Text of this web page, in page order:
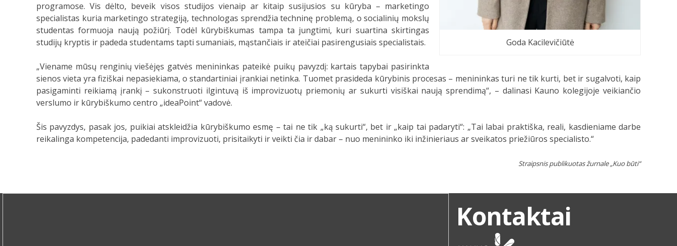
Goda Kacilevičiūtė
programose. Vis dėlto, beveik visos studijos vienaip ar kitaip susijusios su kūryba – marketingo
specialistas kuria marketingo strategiją, technologas sprendžia techninę problemą, o socialinių mokslų
studentas formuoja naują požiūrį. Todėl kūrybiškumas tampa ta jungtimi, kuri suartina skirtingas
studijų kryptis ir padeda studentams tapti sumaniais, mąstančiais ir ateičiai pasirengusiais specialistais.
„Viename mūsų renginių viešėjęs gatvės menininkas pateikė puikų pavyzdį: kartais tapybai pasirinkta
sienos vieta yra fiziškai nepasiekiama, o standartiniai įrankiai netinka. Tuomet prasideda kūrybinis procesas – menininkas turi ne tik kurti, bet ir sugalvoti, kaip
pasigaminti reikiamą įrankį – sukonstruoti ilgintuvą iš improvizuotų priemonių ar sukurti visiškai naują sprendimą“, – dalinasi Kauno kolegijoje veikiančio
verslumo ir kūrybiškumo centro „ideaPoint“ vadovė.
Šis pavyzdys, pasak jos, puikiai atskleidžia kūrybiškumo esmę – tai ne tik „ką sukurti“, bet ir „kaip tai padaryti“: „Tai labai praktiška, reali, kasdieniame darbe
reikalinga kompetencija, padedanti improvizuoti, prisitaikyti ir veikti čia ir dabar – nuo menininko iki inžinieriaus ar sveikatos priežiūros specialisto.“
Straipsnis publikuotas žurnale „Kuo būti“
Kontaktai